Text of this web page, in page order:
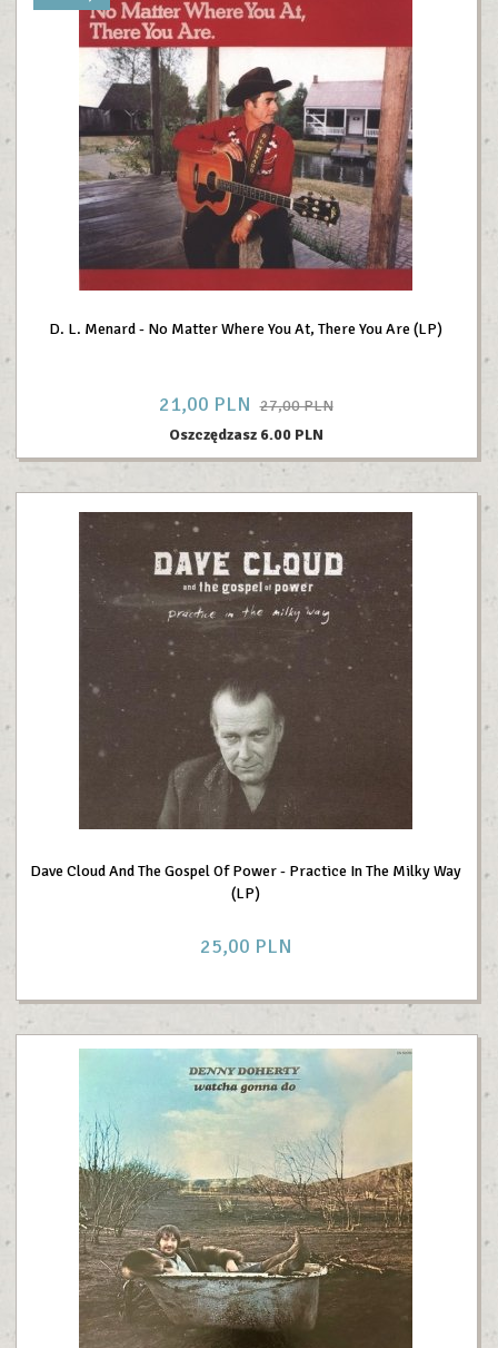
D. L. Menard - No Matter Where You At, There You Are (LP)
21,00 PLN 27,00 PLN
Oszczędzasz 6.00 PLN
Dave Cloud And The Gospel Of Power - Practice In The Milky Way
(LP)
25,00 PLN